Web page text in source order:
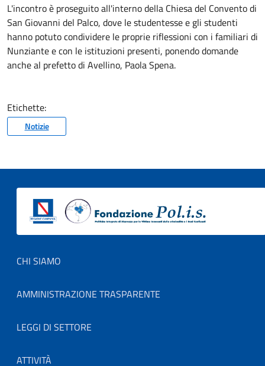
L'incontro è proseguito all'interno della Chiesa del Convento di
San Giovanni del Palco, dove le studentesse e gli studenti
hanno potuto condividere le proprie riflessioni con i familiari di
Nunziante e con le istituzioni presenti, ponendo domande
anche al prefetto di Avellino, Paola Spena.
Etichette:
Notizie
Footer menu
CHI SIAMO
AMMINISTRAZIONE TRASPARENTE
LEGGI DI SETTORE
ATTIVITÀ